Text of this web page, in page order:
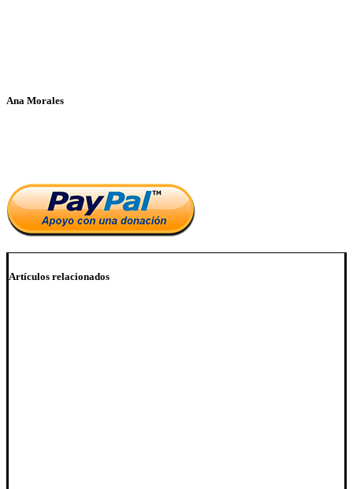
Ana Morales
Artículos relacionados